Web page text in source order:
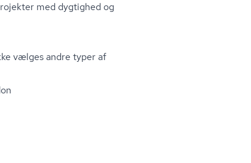
med dygtighed og
vælges andre typer af